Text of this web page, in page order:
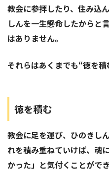
教会に参拝したり、住み込
しんを一生懸命したからと
はありません。
それらはあくまでも“徳を積
徳を積む
教会に足を運び、ひのきし
れを積み重ねていけば、魂
かった」と気付くことができ